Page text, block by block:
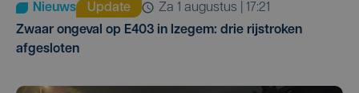
Nieuws Update
za 1 augustus | 17:21
Zwaar ongeval op E403 in Izegem: drie rijstroken
afgesloten